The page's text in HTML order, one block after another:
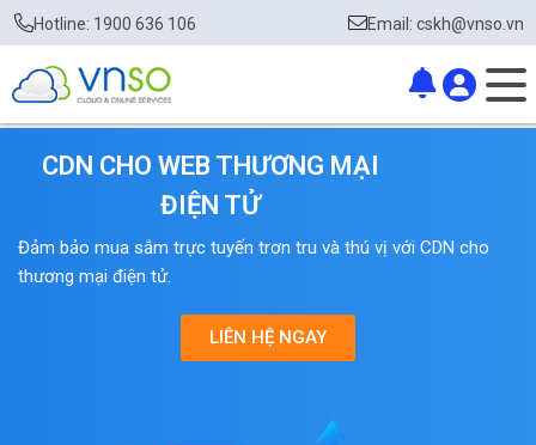
Hotline: 1900 636 106 Email: cskh@vnso.vn
CDN CHO WEB THƯƠNG MẠI
ĐIỆN TỬ
Đảm bảo mua sắm trực tuyến trơn tru và thú vị với CDN cho
thương mại điện tử.
LIÊN HỆ NGAY